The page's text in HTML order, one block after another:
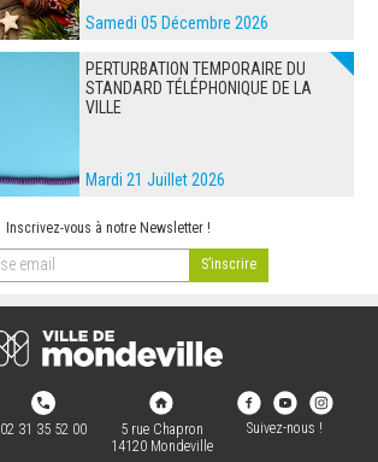
Samedi 05 Décembre 2026
PERTURBATION TEMPORAIRE DU
STANDARD TÉLÉPHONIQUE DE LA
VILLE
Mardi 21 Juillet 2026
Inscrivez-vous à notre Newsletter !
02 31 35 52 00
5 rue Chapron
14120 Mondeville
Suivez-nous !